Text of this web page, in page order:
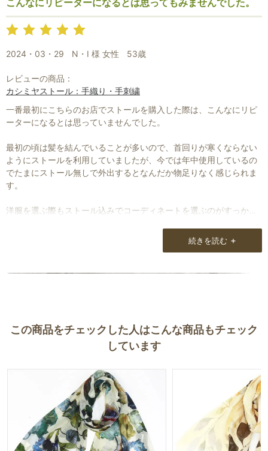
中々、本物には会えない。
パッチワークをしていますが、色ははるかに日本以上の方がいいも
のに出会ってきましたが、ショールはアルゼンチンとかクロアチア
で買いました。カトマンズでも買いました。
インドはまだ行っていません。
2024・03・29 N・I 様 女性 53歳
レビューの商品：
カシミヤストール：手織り・手刺繍
一番最初にこちらのお店でストールを購入した際は、こんなにリピ
ーターになるとは思っていませんでした。
最初の頃は髪を結んでいることが多いので、首回りが寒くならない
ようにストールを利用していましたが、今では年中使用しているの
でたまにストール無しで外出するとなんだか物足りなく感じられま
す。
洋服を選ぶ際もストール込みでコーディネートを選ぶのがすっかり
服と違ってストールなら普段着ないような色味でも気軽に身に着け
す。
天然素材のストールは肌に優しく、冬に気になる静電気もおこらな
いですし、身に着けているとなんだか気分まで穏やかになる気がし
これからもストールを愛用してゆくつもりです。
続きを読む +
この商品をチェックした人はこんな商品もチェック
しています